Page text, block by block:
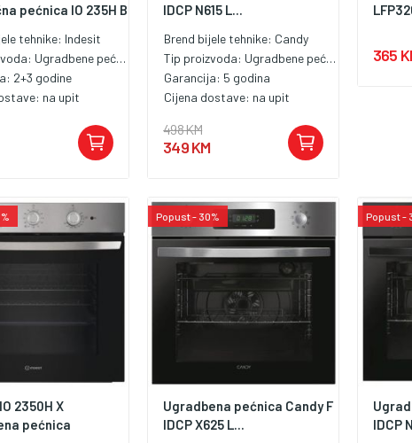
pećnica IO 235H B
tehnike: Indesit
Ugradbene pećnice
2+3 godine
na upit
IDCP N615 L...
Brend bijele tehnike: Candy
Tip proizvoda: Ugradbene pećnice
Garancija: 5 godina
Cijena dostave: na upit
498 KM
349 KM
365
2350H X
pećnica
Popust - 30%
Ugradbena pećnica Candy F
IDCP X625 L...
Popust -
IDCP